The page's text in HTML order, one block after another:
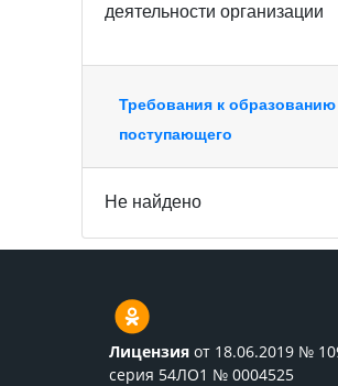
деятельности организации
Требования к образованию
поступающего
Не найдено
Лицензия от 18.06.2019 №
серия 54ЛО1 № 0004525